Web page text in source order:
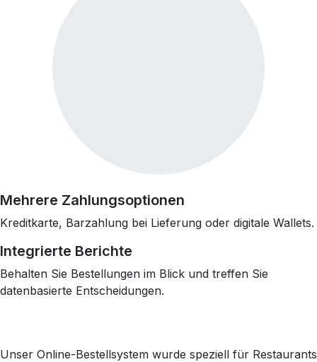
Mehrere Zahlungsoptionen
Kreditkarte, Barzahlung bei Lieferung oder digitale Wallets.
Integrierte Berichte
Behalten Sie Bestellungen im Blick und treffen Sie
datenbasierte Entscheidungen.
Unser Online-Bestellsystem wurde speziell für Restaurants